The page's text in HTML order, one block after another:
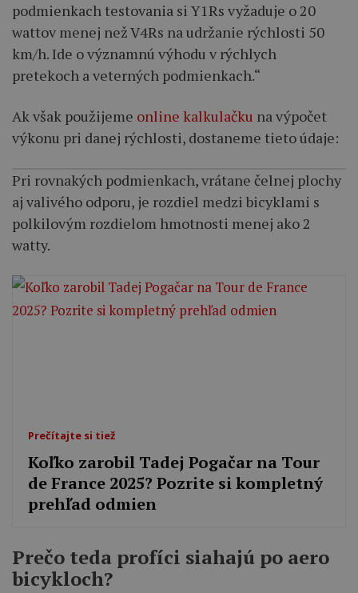
podmienkach testovania si Y1Rs vyžaduje o 20
wattov menej než V4Rs na udržanie rýchlosti 50
km/h. Ide o významnú výhodu v rýchlych
pretekoch a veterných podmienkach.“
Ak však použijeme online kalkulačku na výpočet
výkonu pri danej rýchlosti, dostaneme tieto údaje:
Pri rovnakých podmienkach, vrátane čelnej plochy
aj valivého odporu, je rozdiel medzi bicyklami s
polkilovým rozdielom hmotnosti menej ako 2
watty.
Prečítajte si tiež
Koľko zarobil Tadej Pogačar na Tour
de France 2025? Pozrite si kompletný
prehľad odmien
Prečo teda profíci siahajú po aero
bicykloch?